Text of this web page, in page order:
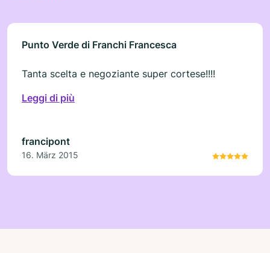
Punto Verde di Franchi Francesca
Tanta scelta e negoziante super cortese!!!!
Leggi di più
francipont
16. März 2015